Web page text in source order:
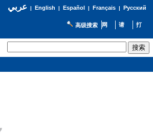
عربي| English | Español | Français| Русский
高级搜索